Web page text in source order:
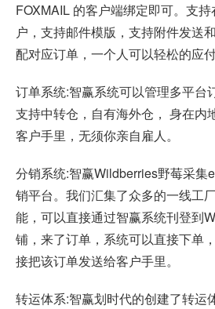
FOXMAIL 的客户端绑定即可。支
户，支持邮件模版，支持附件发送
配对应订单，一个人可以轻松的应付
订单系统:智赢系统可以管理多平台
支持中转仓，自有海外仓， 身在内
客户手里，无须你亲自雇人。
分销系统:智赢Wildberries野莓采集
销平台。我们汇集了众多的一线工
能，可以直接通过智赢系统刊登到
铺，来了订单，系统可以直接下单
接把该订单发送给客户手里。
转运体系:智赢划时代的创建了转运